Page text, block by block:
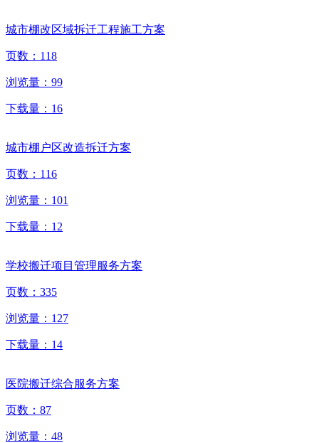
城市棚改区域拆迁工程施工方案
页数： 118
浏览量： 99
下载量： 16
城市棚户区改造拆迁方案
页数： 116
浏览量： 101
下载量： 12
学校搬迁项目管理服务方案
页数： 335
浏览量： 127
下载量： 14
医院搬迁综合服务方案
页数： 87
浏览量： 48